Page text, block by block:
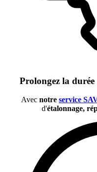
Prolongez la durée
Avec notre service
d'étalonnage,